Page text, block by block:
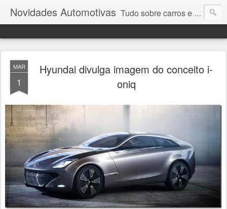
Novidades Automotivas Tudo sobre carros e motores
MAR
1
Hyundai divulga imagem do conceito i-
oniq